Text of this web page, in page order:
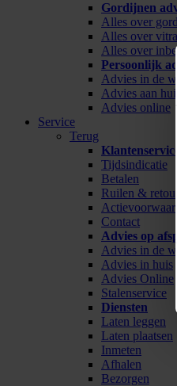
Gordijnen
Alles over
Alles over
Alles over
Persoonlijk
Advies in de
Advies aan huis
Advies online
Service
Terug
Klantenservice
Tijdsindicatie
Betalen
Ruilen & retour
Contact
Advies op
Advies in de
Advies in huis
Advies Online
Stalenservice
Diensten
Laten leggen
Laten plaatsen
Inmeten
Afhalen
Bezorgen